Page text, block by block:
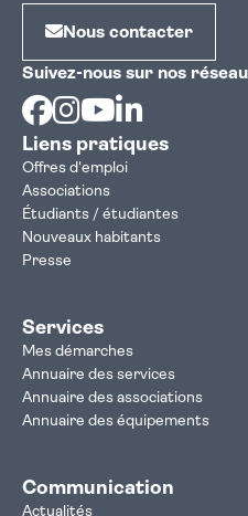
Nous contacter
Suivez-nous sur nos
Facebook
Instagram
Youtube
Liens pratiques
Offres d'emploi
Associations
Étudiants / étudiantes
Nouveaux habitants
Presse
Services
Mes démarches
Annuaire des services
Annuaire des associations
Annuaire des équipements
Communication
Actualités